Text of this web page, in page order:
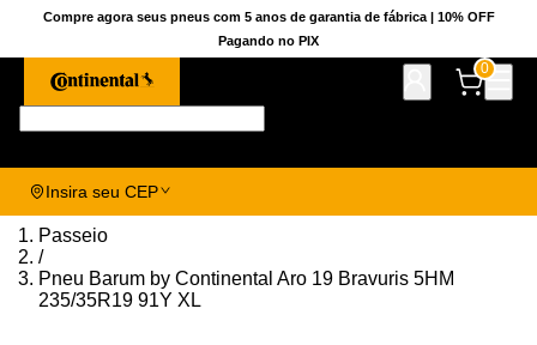
Compre agora seus pneus com 5 anos de garantia de fábrica | 10% OFF
Pagando no PIX
0
Insira seu CEP
Passeio
/
Pneu Barum by Continental Aro 19 Bravuris 5HM
235/35R19 91Y XL